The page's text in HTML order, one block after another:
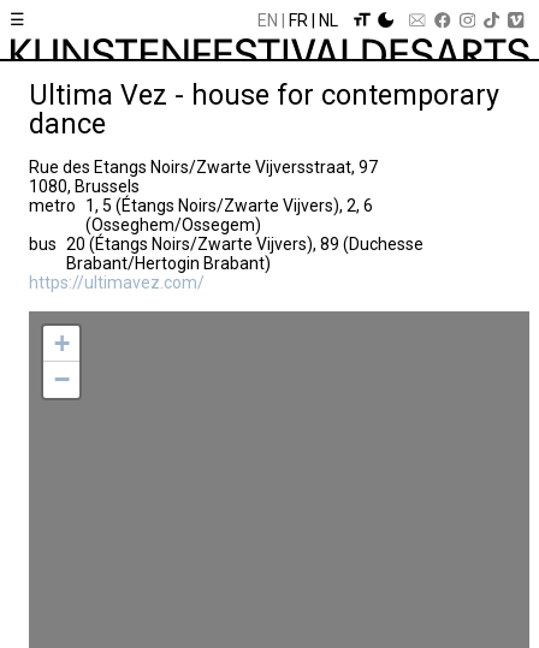
☰ EN FR NL
Ultima Vez - house for contemporary
dance
Rue des Etangs Noirs/Zwarte Vijversstraat, 97
1080, Brussels
metro
1, 5 (Étangs Noirs/Zwarte Vijvers), 2, 6
(Osseghem/Ossegem)
bus 20 (Étangs Noirs/Zwarte Vijvers), 89 (Duchesse
Brabant/Hertogin Brabant)
https://ultimavez.com/
+
−